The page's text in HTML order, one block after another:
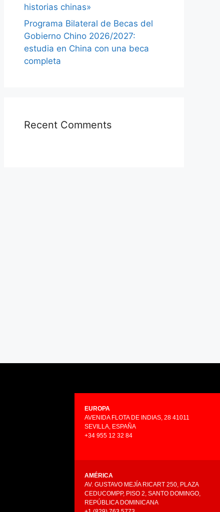
historias chinas»
Programa Bilateral de Becas del
Gobierno Chino 2026/2027:
estudia en China con una beca
completa
Recent Comments
EUROPA
AVENIDA FLOTA DE INDIAS, 28 41011
SEVILLA, ESPAÑA
+34 955 12 32 84
AMÉRICA
AV. GUSTAVO MEJÍA RICART 250, PLAZA
CEDUCOMPP, PISO 2, SANTO DOMINGO,
REPÚBLICA DOMINICANA